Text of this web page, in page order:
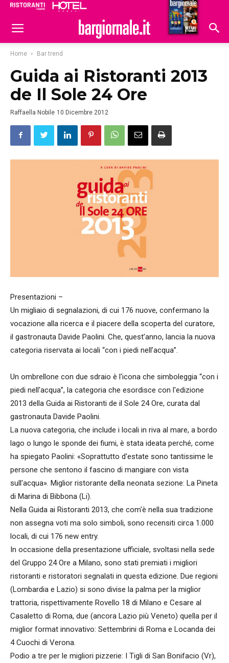
Hoteldomani
Home Bar trend
Guida ai Ristoranti 2013
de Il Sole 24 Ore
Raffaella Nobile 10 Dicembre 2012
Presentazioni –
Un migliaio di segnalazioni, di cui 176 nuove, confermano la
vocazione alla ricerca e il piacere della scoperta del curatore,
il gastronauta Davide Paolini. Che, quest’anno, lancia la nuova
categoria riservata ai locali “con i piedi nell’acqua”.
Un ombrellone con due sdraio è l'icona che simboleggia “con i
piedi nell'acqua”, la categoria che esordisce con l'edizione
2013 della Guida ai Ristoranti de il Sole 24 Ore, curata dal
gastronauta Davide Paolini.
La nuova categoria, che include i locali in riva al mare, a bordo
lago o lungo le sponde dei fiumi, è stata ideata perché, come
ha spiegato Paolini: «Soprattutto d'estate sono tantissime le
persone che sentono il fascino di mangiare con vista
sull'acqua». Miglior ristorante della neonata sezione: La Pineta
di Marina di Bibbona (Li).
Nella Guida ai Ristoranti 2013, che com'è nella sua tradizione
non assegna voti ma solo simboli, sono recensiti circa 1.000
locali, di cui 176 new entry.
In occasione della presentazione ufficiale, svoltasi nella sede
del Gruppo 24 Ore a Milano, sono stati premiati i migliori
ristoranti e ristoratori segnalati in questa edizione. Due regioni
(Lombardia e Lazio) si sono divise la palma per la miglior
trattoria, rispettivamente Rovello 18 di Milano e Cesare al
Casaletto di Roma, due (ancora Lazio più Veneto) quella per il
miglior format innovativo: Settembrini di Roma e Locanda dei
4 Cuochi di Verona.
Podio a tre per le migliori pizzerie: I Tigli di San Bonifacio (Vr),